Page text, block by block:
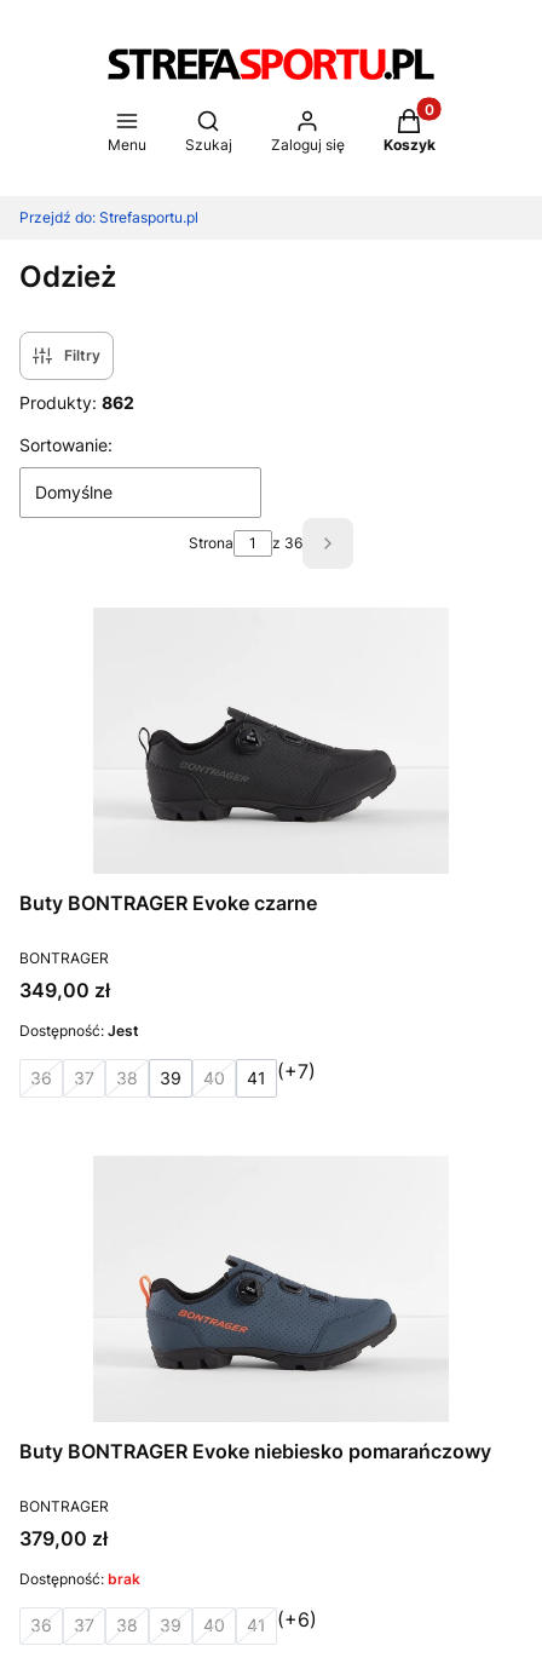
Menu
Otwórz wyszukiwarkę
Szukaj Zaloguj się
Produkty w
Koszyk
Przejdź do: Strefasportu.pl
Odzież
Filtry
Produkty: 862
Lista produktów
Sortowanie:
Domyślne
Strona z 36 Następne produkty
Buty BONTRAGER Evoke czarne
PRODUCENT
BONTRAGER
Cena
349,00 zł
Dostępność: Jest
36 37 38 39 40 41 (+7)
Buty BONTRAGER Evoke niebiesko pomarańczowy
PRODUCENT
BONTRAGER
Cena
379,00 zł
Dostępność: brak
36 37 38 39 40 41 (+6)